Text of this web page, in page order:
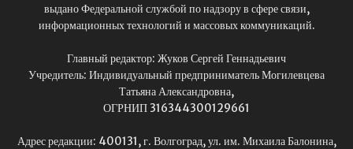
выдано Федеральной службой по надзору в сфере связи,
информационных технологий и массовых коммуникаций.
Главный редактор: Жуков Сергей Геннадьевич
Учредитель: Индивидуальный предприниматель Могилевцева
Татьяна Александровна,
ОГРНИП 316344300129661
Адрес редакции: 400131, г. Волгоград, ул. им. Михаила Балонина,